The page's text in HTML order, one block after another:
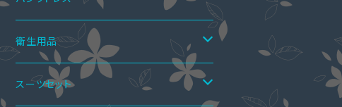
ペアインナー
ペアシャツ
マキシ丈ドレス
パンツスーツ
ワンピーススーツ
パンツドレス
パーティーバッグ
ロングブーツ
ハーフブーツ
ニーハイブーツ
ロングブーツ
サンダル
レインブーツ
オールインワン
サロペットスカート
ツーピース
トップス
セットアップ
オールインワン
衛生用品
手袋
スーツセット